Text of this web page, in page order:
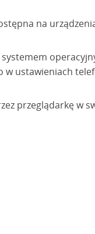
na
ustawieniach
przeglądarkę w